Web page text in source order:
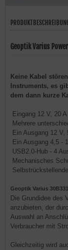
Geoptik Varius
Keine Kabel
Instruments, es
dem dann kurze
Eingang 12 V, 20 A
Mehrere
Ein Ausgang 12 V,
Ein Ausgang 4,5 -
USB2.0-Hub - 4
Mechanisches
Geoptik Varius
Die Grundidee des
anzubieten, der
Auswahl an
Verbraucher mit
Gleichzeitig wird